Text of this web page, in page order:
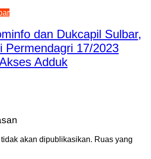
dan Dukcapil Sulbar,
Permendagri 17/2023
Adduk
akan dipublikasikan. Ruas yang